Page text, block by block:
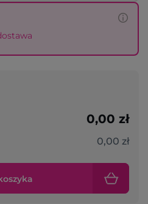
0,00 zł
0,00 zł